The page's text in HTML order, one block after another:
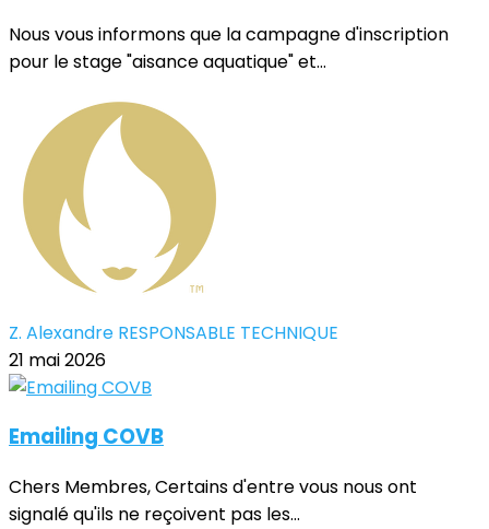
Nous vous informons que la campagne d'inscription
pour le stage "aisance aquatique" et...
Z. Alexandre RESPONSABLE TECHNIQUE
21 mai 2026
Emailing COVB
Chers Membres, Certains d'entre vous nous ont
signalé qu'ils ne reçoivent pas les...